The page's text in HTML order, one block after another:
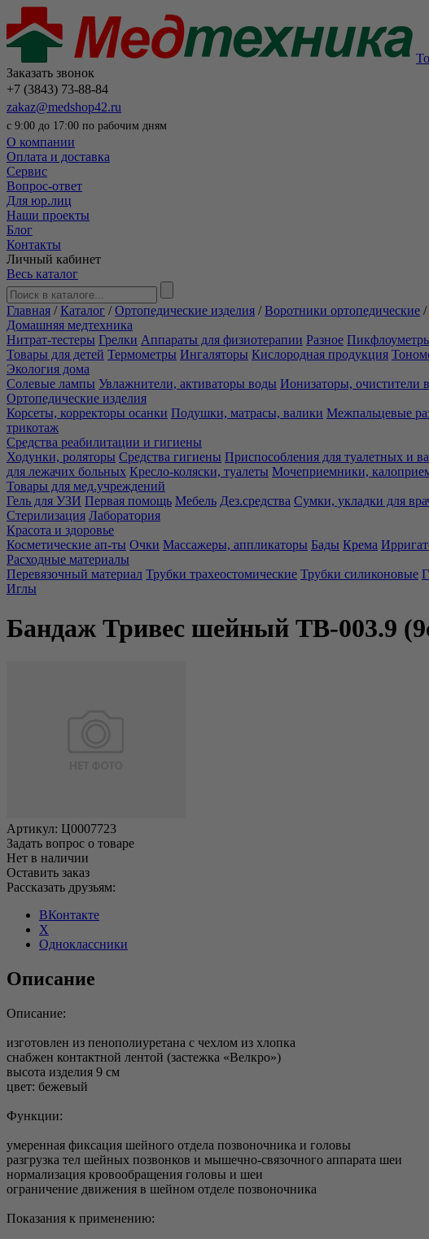
Заказать звонок
+7 (3843) 73-88-84
zakaz@medshop42.ru
с 9:00 до 17:00 по рабочим дням
О компании
Оплата и доставка
Сервис
Вопрос-ответ
Для юр.лиц
Наши проекты
Блог
Контакты
Личный кабинет
Весь каталог
Главная /Каталог /Ортопедические изделия /Воротники ортопедические /
Домашняя медтехника
Нитрат-тестеры Грелки Аппараты для физиотерапии Разное
Товары для детей Термометры Ингаляторы Кислородная продукция
Экология дома
Солевые лампы Увлажнители, активаторы воды Ионизаторы, очистители
Ортопедические изделия
Корсеты, корректоры осанки Подушки, матрасы, валики Межпальцевые
трикотаж
Средства реабилитации и гигиены
Ходунки, роляторы Средства гигиены Приспособления для туалетных и
для лежачих больных Кресло-коляски, туалеты Мочеприемники,
Товары для мед.учреждений
Гель для УЗИ Первая помощь Мебель Дез.средства Сумки, укладки для
Стерилизация Лаборатория
Красота и здоровье
Косметические ап-ты Очки Массажеры, аппликаторы Бады Крема
Расходные материалы
Перевязочный материал Трубки трахеостомические Трубки силиконовые
Иглы
Бандаж Тривес шейный ТВ-003.9
Артикул: Ц0007723
Задать вопрос о товаре
Нет в наличии
Оставить заказ
Рассказать друзьям:
ВКонтакте
X
Одноклассники
Описание
Описание:
изготовлен из пенополиуретана с чехлом из хлопка
снабжен контактной лентой (застежка «Велкро»)
высота изделия 9 см
цвет: бежевый
Функции:
умеренная фиксация шейного отдела позвоночника и головы
разгрузка тел шейных позвонков и мышечно-связочного аппарата шеи
нормализация кровообращения головы и шеи
ограничение движения в шейном отделе позвоночника
Показания к применению: